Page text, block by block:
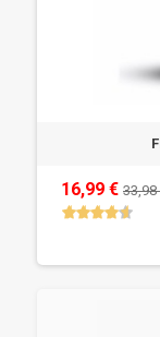
16,99 € 33,98